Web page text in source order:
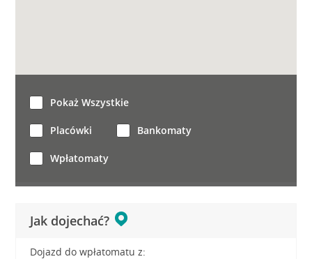
Jak dojechać?
Dojazd do wpłatomatu z:
Pokaż Wszystkie
Placówki Bankomaty
Wpłatomaty